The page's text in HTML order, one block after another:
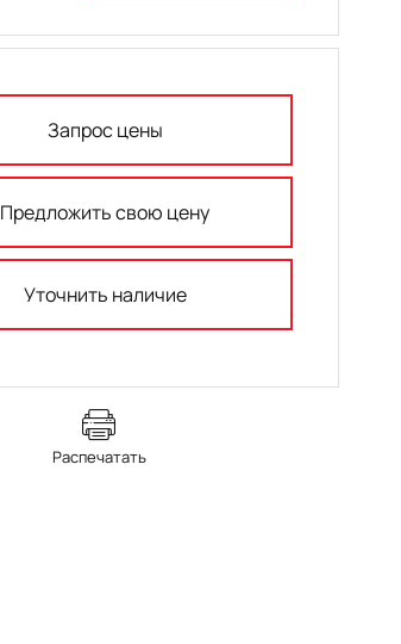
Запрос цены
Предложить свою цену
Уточнить наличие
Распечатать